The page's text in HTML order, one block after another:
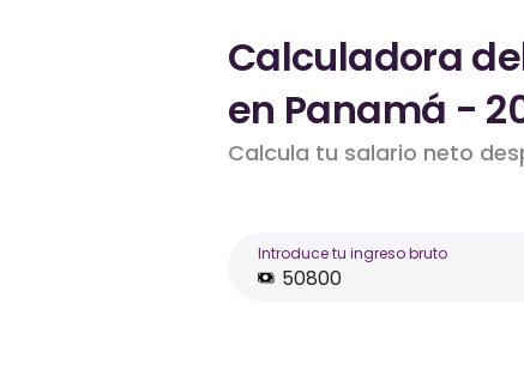
Calculadora
en Panamá -
Calcula tu salario neto
Introduce tu ingreso bruto